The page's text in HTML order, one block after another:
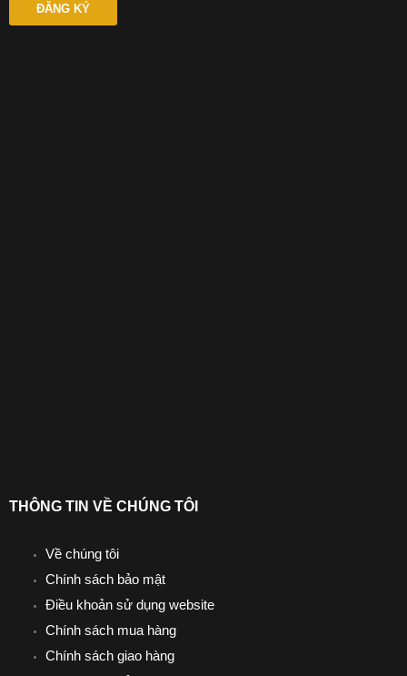
THÔNG TIN VỀ CHÚNG TÔI
Về chúng tôi
Chính sách bảo mật
Điều khoản sử dụng website
Chính sách mua hàng
Chính sách giao hàng